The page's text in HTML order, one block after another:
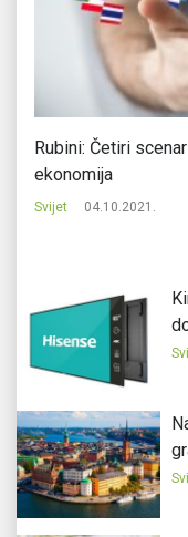
Rubini: Četiri
ekonomija
Svijet 04.10.2021.